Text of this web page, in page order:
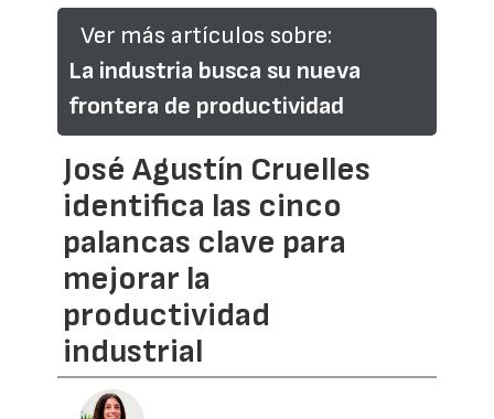
Ver más artículos sobre:
La industria busca su nueva
frontera de productividad
José Agustín Cruelles
identifica las cinco
palancas clave para
mejorar la
productividad
industrial